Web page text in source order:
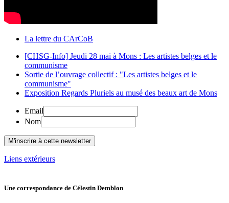
La lettre du CArCoB
[CHSG-Info] Jeudi 28 mai à Mons : Les artistes belges et le
communisme
Sortie de l’ouvrage collectif : "Les artistes belges et le
communisme"
Exposition Regards Pluriels au musé des beaux art de Mons
Email
Nom
Liens extérieurs
Une correspondance de Célestin Demblon